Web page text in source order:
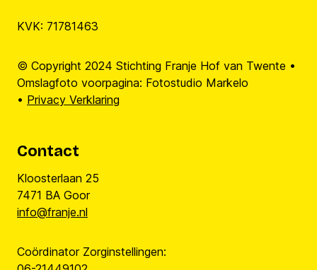
KVK: 71781463
© Copyright 2024 Stichting Franje Hof van Twente •
Omslagfoto voorpagina: Fotostudio Markelo
• Privacy Verklaring
Contact
Kloosterlaan 25
7471 BA Goor
info@franje.nl
Coördinator Zorginstellingen: